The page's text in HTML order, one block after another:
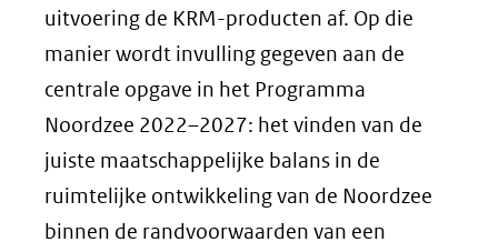
uitvoering de KRM-producten af. Op die
manier wordt invulling gegeven aan de
centrale opgave in het Programma
Noordzee 2022–2027: het vinden van de
juiste maatschappelijke balans in de
ruimtelijke ontwikkeling van de Noordzee
binnen de randvoorwaarden van een